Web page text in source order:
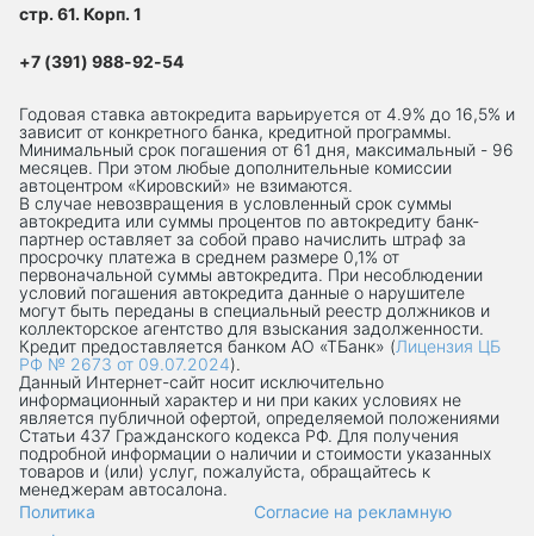
стр. 61. Корп. 1
+7 (391) 988-92-54
Годовая ставка автокредита варьируется от 4.9% до 16,5% и
зависит от конкретного банка, кредитной программы.
Минимальный срок погашения от 61 дня, максимальный - 96
месяцев. При этом любые дополнительные комиссии
автоцентром «Кировский» не взимаются.
В случае невозвращения в условленный срок суммы
автокредита или суммы процентов по автокредиту банк-
партнер оставляет за собой право начислить штраф за
просрочку платежа в среднем размере 0,1% от
первоначальной суммы автокредита. При несоблюдении
условий погашения автокредита данные о нарушителе
могут быть переданы в специальный реестр должников и
коллекторское агентство для взыскания задолженности.
Кредит предоставляется банком АО «ТБанк» (Лицензия ЦБ
РФ № 2673 от 09.07.2024).
Данный Интернет-сaйт носит исключительно
информационный характер и ни при каких условиях не
является публичной офертой, определяемой положениями
Статьи 437 Гражданского кодекса РФ. Для получения
подробной информации о наличии и стоимости указанных
товаров и (или) услуг, пожалуйста, обращайтесь к
менеджерам автосалона.
Политика
Согласие на рекламную